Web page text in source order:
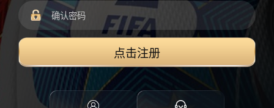
点击注册